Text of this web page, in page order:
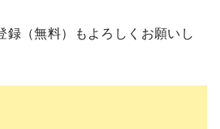
録（無料）もよろしくお願いし